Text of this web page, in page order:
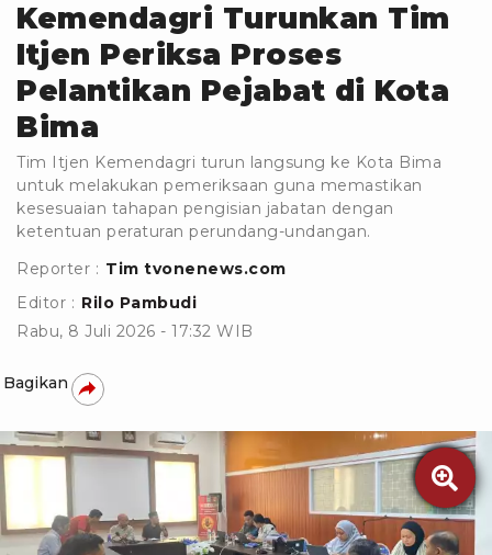
Kemendagri Turunkan Tim
Itjen Periksa Proses
Pelantikan Pejabat di Kota
Bima
Tim Itjen Kemendagri turun langsung ke Kota Bima
untuk melakukan pemeriksaan guna memastikan
kesesuaian tahapan pengisian jabatan dengan
ketentuan peraturan perundang-undangan.
Reporter : Tim tvonenews.com
Editor : Rilo Pambudi
Rabu, 8 Juli 2026 - 17:32 WIB
Bagikan
